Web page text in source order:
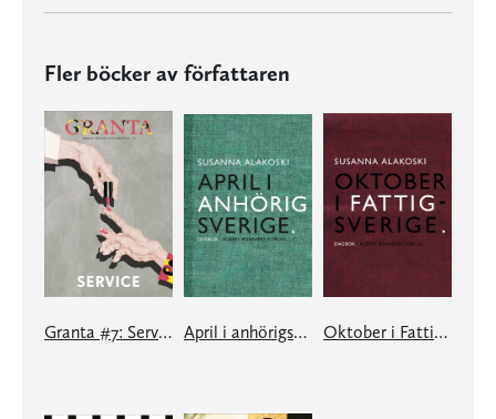
Fler böcker av författaren
Granta #7: Service April i anhörigsverige Oktober i Fattigsverige